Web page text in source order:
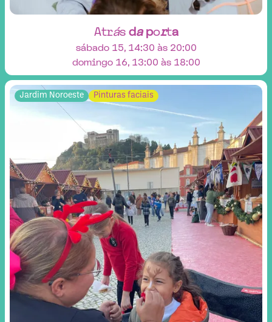
Atrás da porta
sábado 15, 14:30 às 20:00
domingo 16, 13:00 às 18:00
Jardim Noroeste Pinturas faciais